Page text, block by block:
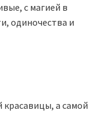
с магией в
одиночества и
красавицы, а самой